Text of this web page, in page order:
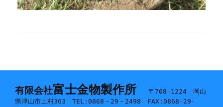
有限会社富士金物製作所
〒708-1224 岡山
県津山市上村363 TEL:0868－29－2498 FAX:0868-29-